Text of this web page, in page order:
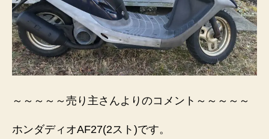
～～～～～売り主さんよりのコメント～～～～～
ホンダディオAF27(2スト)です。